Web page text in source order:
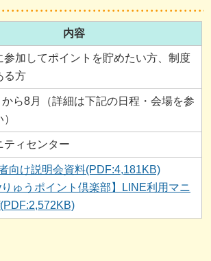
内容
参加してポイントを貯めたい方、制度
る方
ら8月（詳細は下記の日程・会場を参
ティセンター
向け説明会資料(PDF:4,181KB)
りゅうポイント倶楽部】LINE利用マニ